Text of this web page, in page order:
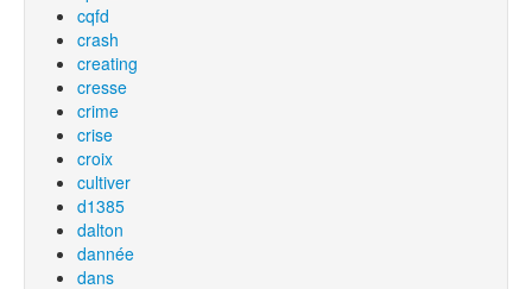
cqfd
crash
creating
cresse
crime
crise
croix
cultiver
d1385
dalton
dannée
dans